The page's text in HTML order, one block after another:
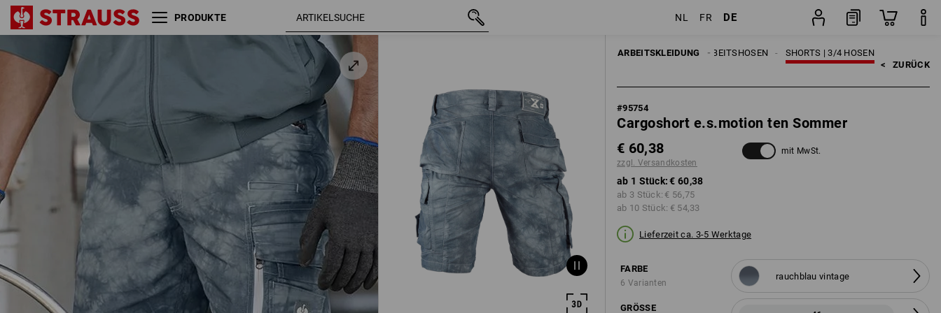
PRODUKTE NL FR DE
ARBEITSKLEIDUNG SHORTS | 3/4 HOSEN
ARBEITSHOSEN
HERREN
< ZURÜCK
#95754
Cargoshort e.s.motion ten Sommer
€ 60,38
zzgl. Versandkosten
mit MwSt.
ab 1 Stück: € 60,38
ab 3 Stück: € 56,75
ab 10 Stück: € 54,33
Lieferzeit ca. 3-5 Werktage
FARBE
6 Varianten
rauchblau vintage
GRÖSSE
Cargoshort e.s.motion ten
Sommer
vintage
46